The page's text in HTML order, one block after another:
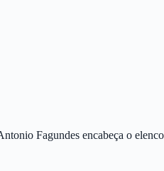
Fagundes encabeça o